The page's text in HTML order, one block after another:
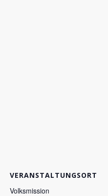
VERANSTALTUNGSORT
Volksmission